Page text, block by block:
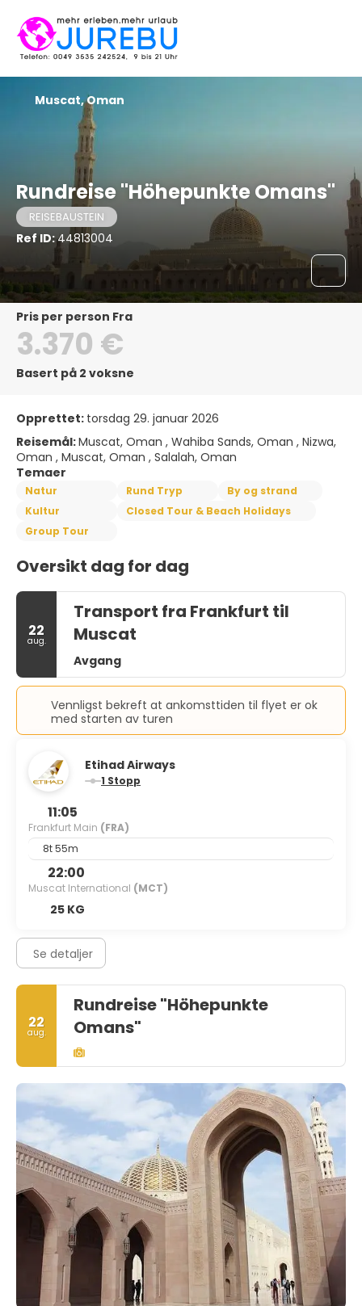
Rundreise "Höhepunkte Omans"
REISEBAUSTEIN
Ref ID:44813004
Muscat, Oman
pris per person Fra
3.370 €
Basert på 2 voksne
Opprettet: torsdag 29. januar 2026
Reisemål:Muscat, Oman , Wahiba Sands, Oman , Nizwa,
Oman , Muscat, Oman , Salalah, Oman
Temaer
Natur Rund Tryp
By og strand
Kultur
Closed Tour & Beach Holidays
Group Tour
Oversikt dag for dag
22
aug.
Transport fra Frankfurt til
Muscat
Avgang
Vennligst bekreft at ankomsttiden til flyet er ok
med starten av turen
Etihad Airways
1 Stopp
11:05
Frankfurt Main (FRA)
8t 55m
22:00
Muscat International (MCT)
25 KG
Se detaljer
22
aug.
Rundreise "Höhepunkte
Omans"